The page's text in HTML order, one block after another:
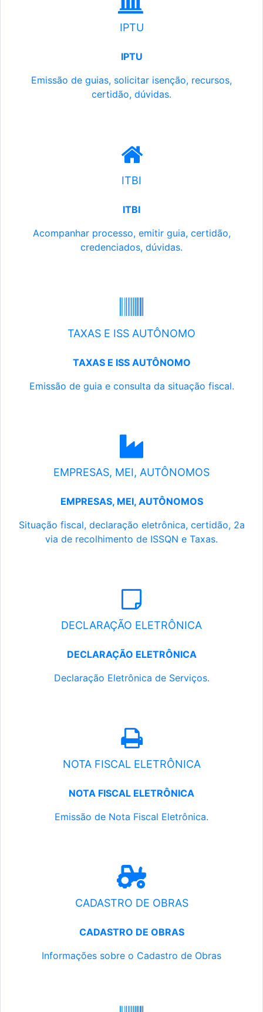
IPTU
IPTU
Emissão de guias, solicitar isenção, recursos,
certidão, dúvidas.
ITBI
ITBI
Acompanhar processo, emitir guia, certidão,
credenciados, dúvidas.
TAXAS E ISS AUTÔNOMO
TAXAS E ISS AUTÔNOMO
Emissão de guia e consulta da situação fiscal.
EMPRESAS, MEI, AUTÔNOMOS
EMPRESAS, MEI, AUTÔNOMOS
Situação fiscal, declaração eletrônica, certidão, 2a
via de recolhimento de ISSQN e Taxas.
DECLARAÇÃO ELETRÔNICA
DECLARAÇÃO ELETRÔNICA
Declaração Eletrônica de Serviços.
NOTA FISCAL ELETRÔNICA
NOTA FISCAL ELETRÔNICA
Emissão de Nota Fiscal Eletrônica.
CADASTRO DE OBRAS
CADASTRO DE OBRAS
Informações sobre o Cadastro de Obras